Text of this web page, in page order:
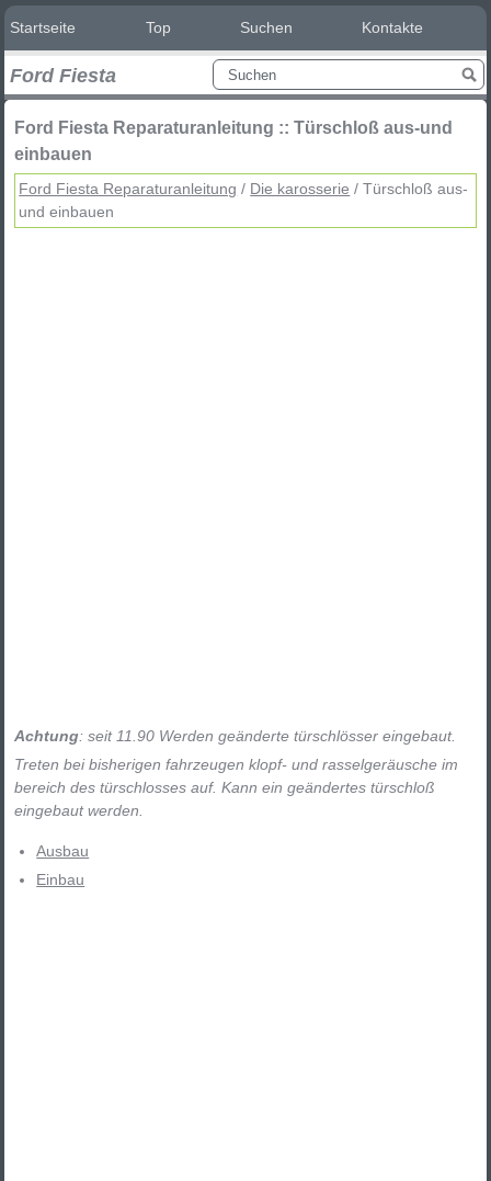
Startseite Top Suchen Kontakte
Ford Fiesta
Ford Fiesta Reparaturanleitung :: Türschloß aus-und
einbauen
Ford Fiesta Reparaturanleitung / Die karosserie / Türschloß aus-
und einbauen
Achtung: seit 11.90 Werden geänderte türschlösser eingebaut.
Treten bei bisherigen fahrzeugen klopf- und rasselgeräusche im
bereich des türschlosses auf. Kann ein geändertes türschloß
eingebaut werden.
Ausbau
Einbau